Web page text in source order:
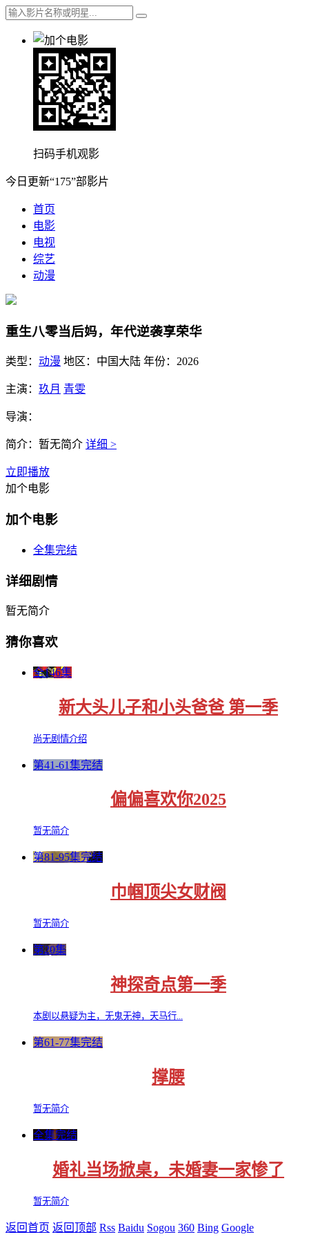
扫码手机观影
今日更新“175”部影片
首页
电影
电视
综艺
动漫
重生八零当后妈，年代逆袭享荣华
类型： 动漫 地区： 中国大陆 年份： 2026
主演： 玖月 青雯
导演：
简介： 暂无简介 详细 >
立即播放
加个电影
加个电影
全集完结
详细剧情
暂无简介
猜你喜欢
全146集
新大头儿子和小头爸爸 第一季
尚无剧情介绍
第41-61集完结
偏偏喜欢你2025
暂无简介
第81-95集完结
巾帼顶尖女财阀
暂无简介
第20集
神探奇点第一季
本剧以悬疑为主，无鬼无神，天马行...
第61-77集完结
撑腰
暂无简介
全集完结
婚礼当场掀桌，未婚妻一家惨了
暂无简介
返回首页 返回顶部 Rss Baidu Sogou 360 Bing Google